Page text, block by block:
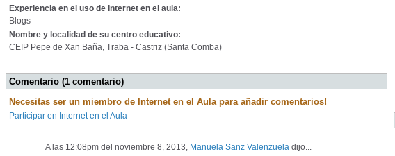
Experiencia en el uso de Internet en el aula:
Blogs
Nombre y localidad de su centro educativo:
CEIP Pepe de Xan Baña, Traba - Castriz (Santa Comba)
Comentario (1 comentario)
Necesitas ser un miembro de Internet en el Aula para añadir comentarios!
Participar en Internet en el Aula
A las 12:08pm del noviembre 8, 2013, Manuela Sanz Valenzuela dijo...